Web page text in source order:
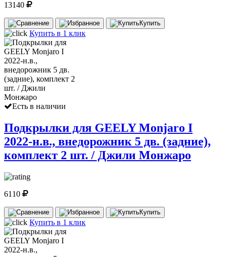
13140
Купить
Купить в 1 клик
Есть в наличии
Подкрылки для GEELY Monjaro I
2022-н.в., внедорожник 5 дв. (задние),
комплект 2 шт. / Джили Монжаро
6110
Купить
Купить в 1 клик